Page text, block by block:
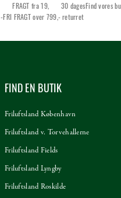
FRAGT fra 19,
-FRI FRAGT over 799,-
30 dages
returret
Find vores
FIND EN BUTIK
Friluftsland København
Friluftsland v. Torvehallerne
Friluftsland Fields
Friluftsland Lyngby
Friluftsland Roskilde